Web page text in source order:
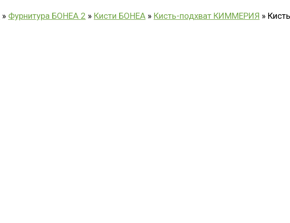
» Фурнитура БОНЕА 2 » Кисти БОНЕА » Кисть-подхват КИММЕРИЯ »